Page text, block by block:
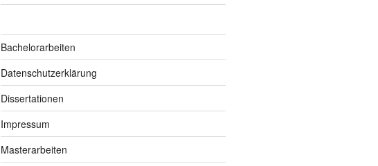
Bachelorarbeiten
Datenschutzerklärung
Dissertationen
Impressum
Masterarbeiten